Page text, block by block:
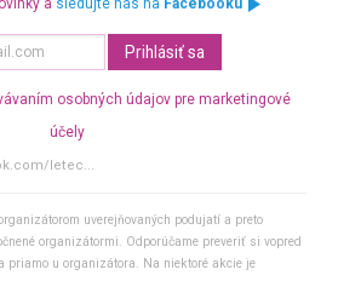
a sledujte nás na Facebooku
osobných údajov pre marketingové
účely
letec...
uverejňovaných podujatí a preto
organizátormi. Odporúčame preveriť si vopred
priamo u organizátora. Na niektoré akcie je